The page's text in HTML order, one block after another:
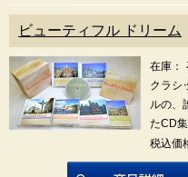
商品詳細
ビューティフル ドリーム
在庫：
クラシ
ルの、
たCD集
税込価